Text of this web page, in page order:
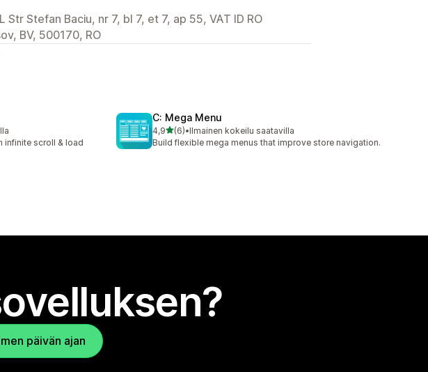
Str Stefan Baciu, nr 7, bl 7, et 7, ap 55, VAT ID RO
BV, 500170, RO
infinite scroll & load
C: Mega Menu
4,9/ 5 tähteä
(6)
6 arvostelua yhteensä
•Ilmainen kokeilu saatavilla
Build flexible mega menus that improve store navigation.
päivän ajan